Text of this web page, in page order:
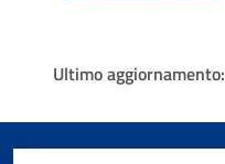
Ultimo aggiornamento: